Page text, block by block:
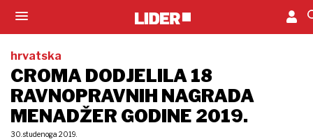
hrvatska
CROMA DODJELILA 18
RAVNOPRAVNIH NAGRADA
MENADŽER GODINE 2019.
30. studenoga 2019.